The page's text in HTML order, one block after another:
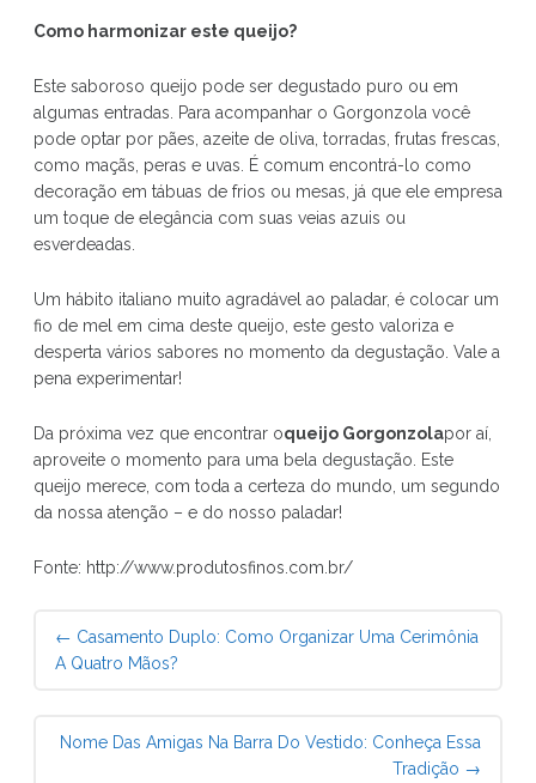
Como harmonizar este queijo?
Este saboroso queijo pode ser degustado puro ou em
algumas entradas. Para acompanhar o Gorgonzola você
pode optar por pães, azeite de oliva, torradas, frutas frescas,
como maçãs, peras e uvas. É comum encontrá-lo como
decoração em tábuas de frios ou mesas, já que ele empresa
um toque de elegância com suas veias azuis ou
esverdeadas.
Um hábito italiano muito agradável ao paladar, é colocar um
fio de mel em cima deste queijo, este gesto valoriza e
desperta vários sabores no momento da degustação. Vale a
pena experimentar!
Da próxima vez que encontrar oqueijo Gorgonzolapor aí,
aproveite o momento para uma bela degustação. Este
queijo merece, com toda a certeza do mundo, um segundo
da nossa atenção – e do nosso paladar!
Fonte: http://www.produtosfinos.com.br/
Post
navigation
← Casamento Duplo: Como Organizar Uma Cerimônia
A Quatro Mãos?
Nome Das Amigas Na Barra Do Vestido: Conheça Essa
Tradição →